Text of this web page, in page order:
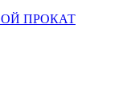
ПРОКАТ